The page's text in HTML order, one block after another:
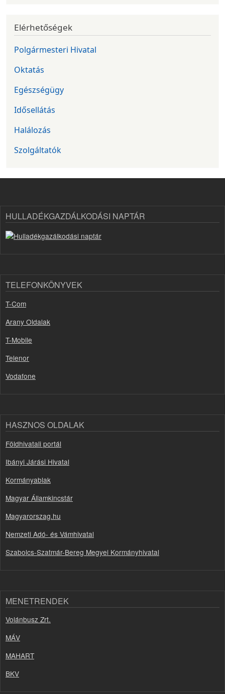
Elérhetőségek
Polgármesteri Hivatal
Oktatás
Egészségügy
Idősellátás
Halálozás
Szolgáltatók
HULLADÉKGAZDÁLKODÁSI NAPTÁR
TELEFONKÖNYVEK
T-Com
Arany Oldalak
T-Mobile
Telenor
Vodafone
HASZNOS OLDALAK
Földhivatali portál
Ibányi Járási Hivatal
Kormányablak
Magyar Államkincstár
Magyarorszag.hu
Nemzeti Adó- és Vámhivatal
Szabolcs-Szatmár-Bereg Megyei Kormányhivatal
MENETRENDEK
Volánbusz Zrt.
MÁV
MAHART
BKV